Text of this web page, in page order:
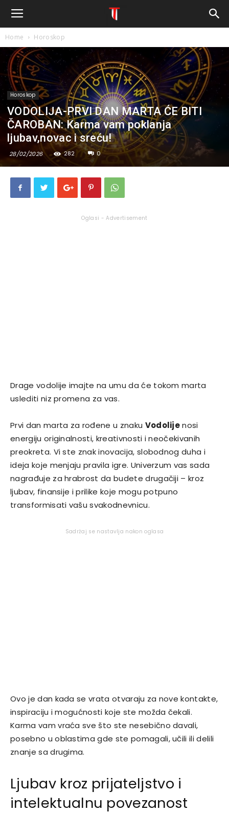
Home Horoskop
Horoskop
VODOLIJA-PRVI DAN MARTA ĆE BITI
ČAROBAN: Karma vam poklanja
ljubav,novac i sreću!
28/02/2026 282 0
Oglasi - Advertisement
Drage vodolije imajte na umu da će tokom marta
uslediti niz promena za vas.
Prvi dan marta za rođene u znaku Vodolijenosi
energiju originalnosti, kreativnosti i neočekivanih
preokreta. Vi ste znak inovacija, slobodnog duha i
ideja koje menjaju pravila igre. Univerzum vas sada
nagrađuje za hrabrost da budete drugačiji – kroz
ljubav, finansije i prilike koje mogu potpuno
transformisati vašu svakodnevnicu.
Sadržaj se nastavlja nakon oglasa
Ovo je dan kada se vrata otvaraju za nove kontakte,
inspiraciju i mogućnosti koje ste možda čekali.
Karma vam vraća sve što ste nesebično davali,
posebno u oblastima gde ste pomagali, učili ili delili
znanje sa drugima.
Ljubav kroz prijateljstvo i
intelektualnu povezanost